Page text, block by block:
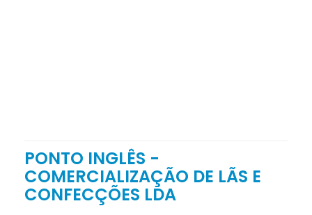
PONTO INGLÊS -
COMERCIALIZAÇÃO DE LÃS E
CONFECÇÕES LDA